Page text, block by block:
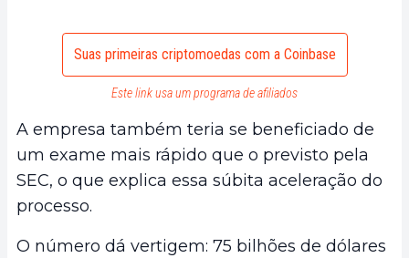
Suas primeiras criptomoedas com a Coinbase
Este link usa um programa de afiliados
A empresa também teria se beneficiado de
um exame mais rápido que o previsto pela
SEC, o que explica essa súbita aceleração do
processo.
O número dá vertigem: 75 bilhões de dólares